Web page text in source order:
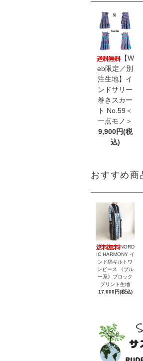
【W
eb限定／別
注生地】イ
ンドサリー
巻きスカー
ト No.59＜
一点モノ＞
9,900円(税
込)
おすすめ商
NORD
IC HARMONY イ
ンド綿キルトワ
ンピース 《ブル
ー系》ブロック
プリント生地
17,600円(税込)